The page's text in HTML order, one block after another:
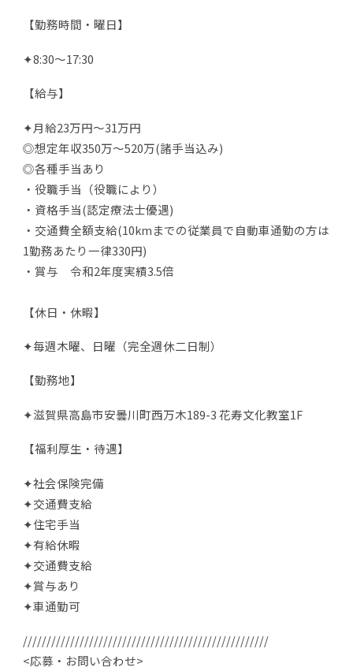
【勤務時間・曜日】
✦8:30〜17:30
【給与】
✦月給23万円〜31万円
◎想定年収350万〜520万(諸手当込み)
◎各種手当あり
・役職手当（役職により）
・資格手当(認定療法士優遇)
・交通費全額支給(10kmまでの従業員で自動車通勤の方は
1勤務あたり一律330円)
・賞与 令和2年度実績3.5倍
【休日・休暇】
✦毎週木曜、日曜（完全週休二日制）
【勤務地】
✦滋賀県高島市安曇川町西万木189-3 花寿文化教室1F
【福利厚生・待遇】
✦社会保険完備
✦交通費支給
✦住宅手当
✦有給休暇
✦交通費支給
✦賞与あり
✦車通勤可
////////////////////////////////////////////////////
<応募・お問い合わせ>